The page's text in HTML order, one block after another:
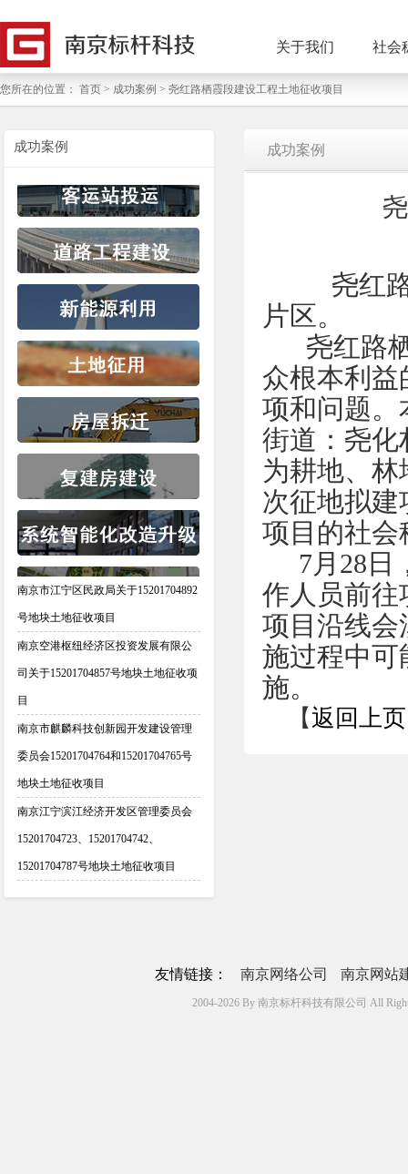
关于我们 社会
您所在的位置： 首页 > 成功案例 > 尧红路栖霞段建设工程土地征收项目
成功案例
南京市江宁区民政局关于15201704892
号地块土地征收项目
南京空港枢纽经济区投资发展有限公
司关于15201704857号地块土地征收项
目
南京市麒麟科技创新园开发建设管理
委员会15201704764和15201704765号
地块土地征收项目
南京江宁滨江经济开发区管理委员会
15201704723、15201704742、
15201704787号地块土地征收项目
成功案例
尧红路
片区。
尧红路栖
众根本利益
项和问题。
街道：尧化
为耕地、
次征地拟
项目的社会
7月28日
作人员前往
项目沿线会
施过程中可
施。
【返回上页
友情链接： 南京网络公司 南京网站
2004-2026 By 南京标杆科技有限公司 All